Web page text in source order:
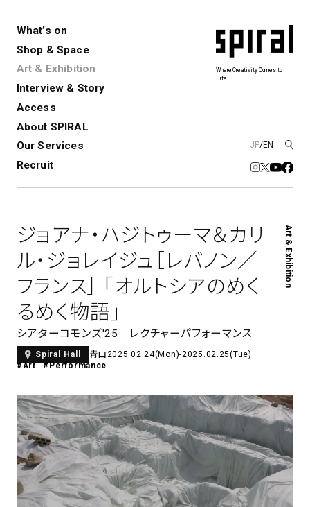
What’s on
Shop & Space
Art & Exhibition
Interview & Story
Access
About SPIRAL
Our Services
Recruit
JP/EN
Where Creativity Comes to
Life
Spiral
Spiral Market 6
青山
アトレ吉祥寺
KITTE丸の内
⼆⼦⽟川 Dogwood Plaza
ルクア⼤阪
Spiral Hall
Nail Salon4
Spiral Nail Salon 青山
Café
Spiral Café 青山
Exhibition
展覧会やイベント
演劇やダンス、ライブ公演、イベント
Art Projects
アートプロジェクト・イベント
SICF
若手作家の発掘・育成・支援を目的
とした
公募展形式のアートフェスティ
バル
Spiral Schole Spiral Print Collection
SPIRALのご紹介
Spiral Annual Report プレスリリース
採用情報
レンタルスペース
コンサルティング 商品開発
新卒採用
アルバイト・その他
ジョアナ・ハジトゥーマ＆カリ
ル・ジョレイジュ［レバノン／
フランス］ 「オルトシアのめく
るめく物語」
シアターコモンズ'25 レクチャーパフォーマンス
Spiral Hall 青山 2025.02.24(Mon)-2025.02.25(Tue)
#Art
#Performance
Art & Exhibition